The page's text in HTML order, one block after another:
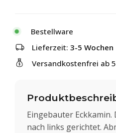
Bestellware
Lieferzeit: 3-5 Wochen
Versandkostenfrei ab
Eingebauter Eckkamin.
nach links gerichtet.